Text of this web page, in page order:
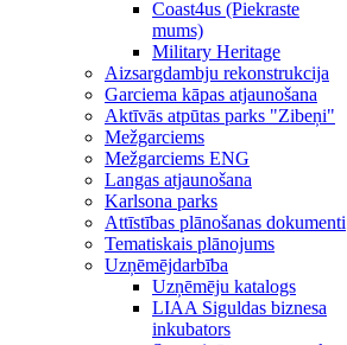
Coast4us (Piekraste
mums)
Military Heritage
Aizsargdambju rekonstrukcija
Garciema kāpas atjaunošana
Aktīvās atpūtas parks "Zibeņi"
Mežgarciems
Mežgarciems ENG
Langas atjaunošana
Karlsona parks
Attīstības plānošanas dokumenti
Tematiskais plānojums
Uzņēmējdarbība
Uzņēmēju katalogs
LIAA Siguldas biznesa
inkubators